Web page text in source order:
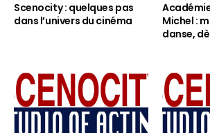
Scenocity : quelques pas
dans l’univers du cinéma
Michel :
danse,